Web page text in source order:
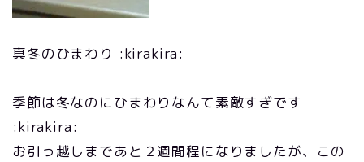
真冬のひまわり :kirakira:
季節は冬なのにひまわりなんて素敵すぎです
:kirakira:
お引っ越しまであと２週間程になりましたが、この